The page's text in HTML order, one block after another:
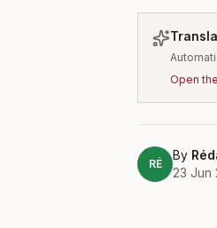
Open
RÉ
By
23 Jun